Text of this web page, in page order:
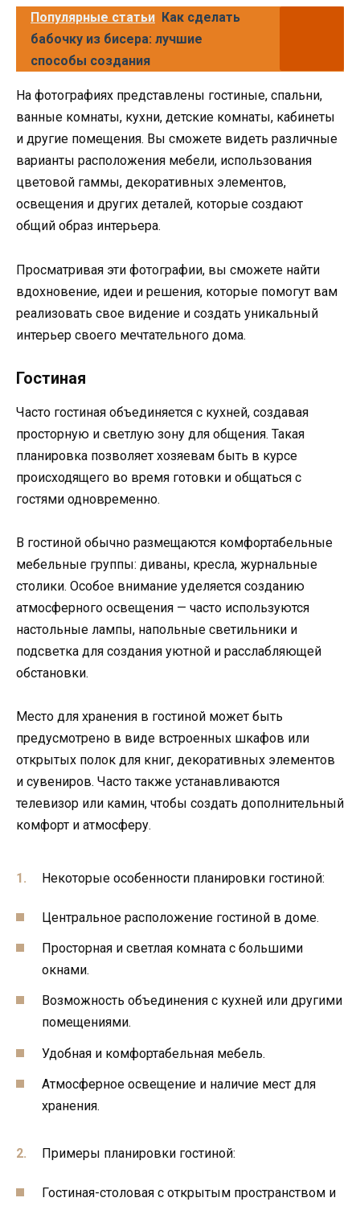
Популярные статьи Как сделать
бабочку из бисера: лучшие
способы создания
На фотографиях представлены гостиные, спальни,
ванные комнаты, кухни, детские комнаты, кабинеты
и другие помещения. Вы сможете видеть различные
варианты расположения мебели, использования
цветовой гаммы, декоративных элементов,
освещения и других деталей, которые создают
общий образ интерьера.
Просматривая эти фотографии, вы сможете найти
вдохновение, идеи и решения, которые помогут вам
реализовать свое видение и создать уникальный
интерьер своего мечтательного дома.
Гостиная
Часто гостиная объединяется с кухней, создавая
просторную и светлую зону для общения. Такая
планировка позволяет хозяевам быть в курсе
происходящего во время готовки и общаться с
гостями одновременно.
В гостиной обычно размещаются комфортабельные
мебельные группы: диваны, кресла, журнальные
столики. Особое внимание уделяется созданию
атмосферного освещения — часто используются
настольные лампы, напольные светильники и
подсветка для создания уютной и расслабляющей
обстановки.
Место для хранения в гостиной может быть
предусмотрено в виде встроенных шкафов или
открытых полок для книг, декоративных элементов
и сувениров. Часто также устанавливаются
телевизор или камин, чтобы создать дополнительный
комфорт и атмосферу.
Некоторые особенности планировки гостиной:
Центральное расположение гостиной в доме.
Просторная и светлая комната с большими
окнами.
Возможность объединения с кухней или другими
помещениями.
Удобная и комфортабельная мебель.
Атмосферное освещение и наличие мест для
хранения.
Примеры планировки гостиной:
Гостиная-столовая с открытым пространством и